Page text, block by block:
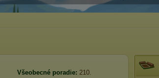
Všeobecné poradie: 210.